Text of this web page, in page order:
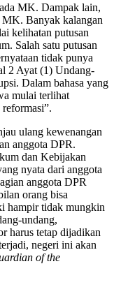
MK. Dampak lain,
Banyak kalangan
kelihatan putusan
Salah satu putusan
tidak punya
2 Ayat (1) Undang-
Dalam bahasa yang
mulai terlihat
ulang kewenangan
anggota DPR.
dan Kebijakan
nyata dari anggota
anggota DPR
orang bisa
hampir tidak mungkin
undang,
harus tetap dijadikan
negeri ini akan
of the